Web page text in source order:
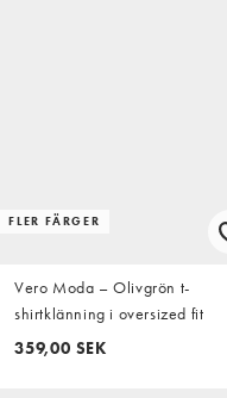
FLER FÄRGER
Vero Moda – Olivgrön t-
shirtklänning i oversized fit
359,00 SEK